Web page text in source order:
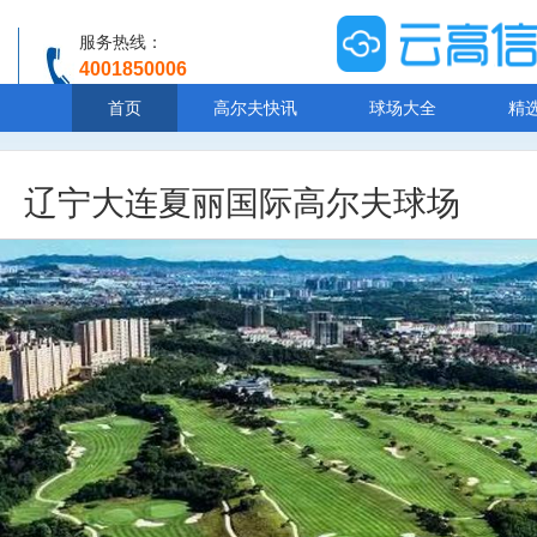
服务热线：
4001850006
首页 高尔夫快讯 球场大全 精
辽宁大连夏丽国际高尔夫球场